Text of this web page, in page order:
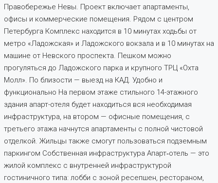
Правобережье Невы. Проект включает апартаменты,
офисы и коммерческие помещения. Рядом с центром
Петербурга Комплекс находится в 10 минутах ходьбы от
метро «Ладожская» и Ладожского вокзала и в 10 минутах на
машине от Невского проспекта. Пешком можно
прогуляться до Ладожского парка и крупного ТРЦ «Охта
Молл». По близости — выезд на КАД. Удобно и
функционально На первом этаже стильного 14-этажного
здания апарт-отеля будет находиться вся необходимая
инфраструктура, на втором — офисные помещения, с
третьего этажа начнутся апартаменты с полной чистовой
отделкой. Жильцы также смогут пользоваться подземным
паркингом Собственная инфраструктура Апарт‐отель — это
жилой комплекс с внутренней инфраструктурой
гостиничного типа: лобби с зоной ресепшен, рестораном,